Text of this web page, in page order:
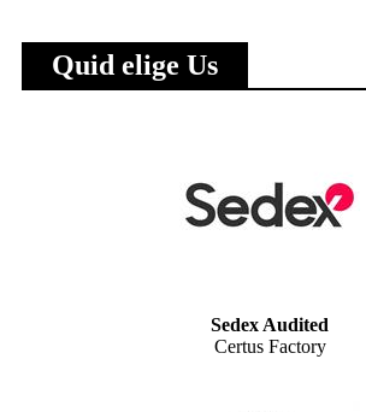
Quid elige Us
Sedex Audited
Certus Factory